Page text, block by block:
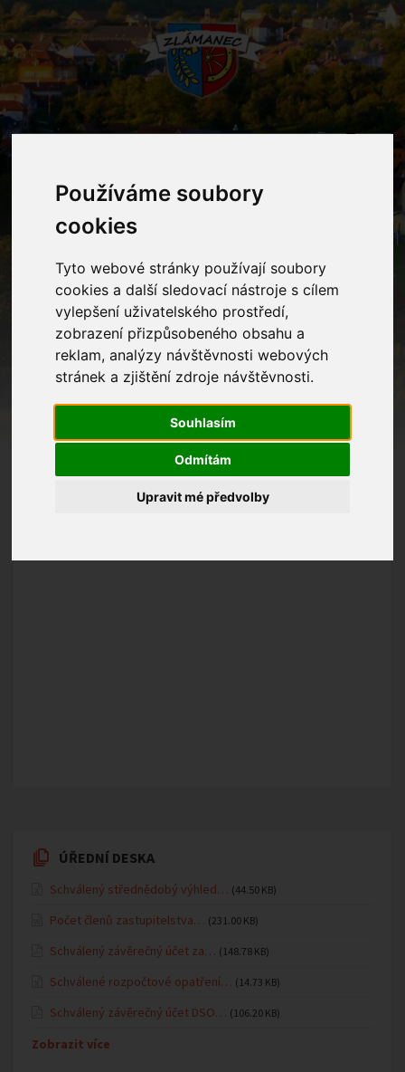
Používáme soubory
cookies
Tyto webové stránky používají soubory
cookies a další sledovací nástroje s cílem
vylepšení uživatelského prostředí,
zobrazení přizpůsobeného obsahu a
reklam, analýzy návštěvnosti webových
stránek a zjištění zdroje návštěvnosti.
Souhlasím
Odmítám
Upravit mé předvolby
Akce
Home Akce Mikuláš ve Zlámanci
08.12.2018 17:00 Zlámanec
ÚŘEDNÍ DESKA
Schválený střednědobý výhled… (44.50 KB)
Počet členů zastupitelstva… (231.00 KB)
Schválený závěrečný účet za… (148.78 KB)
Schválené rozpočtové opatření… (14.73 KB)
Schválený závěrečný účet DSO… (106.20 KB)
Zobrazit více